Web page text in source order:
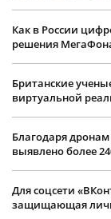
Как в России
решения
Британские
виртуальной
Благодаря
выявлено более
Для соцсети
защищающая